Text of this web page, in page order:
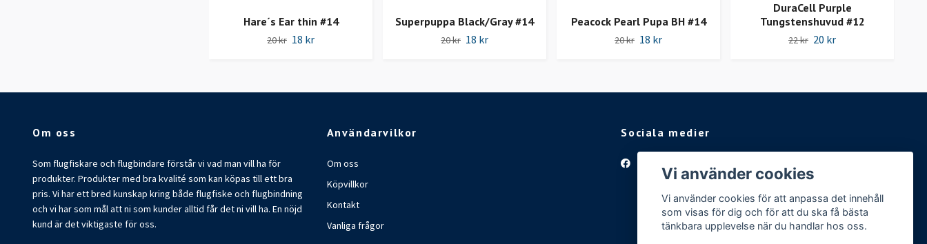
Hare´s Ear thin #14
20 kr 18 kr
Superpuppa Black/Gray #14
20 kr 18 kr
Peacock Pearl Pupa BH #14
20 kr 18 kr
DuraCell Purple
Tungstenshuvud #12
22 kr 20 kr
Om oss
Som flugfiskare och flugbindare förstår vi vad man vill ha för
produkter. Produkter med bra kvalité som kan köpas till ett bra
pris. Vi har ett bred kunskap kring både flugfiske och flugbindning
och vi har som mål att ni som kunder alltid får det ni vill ha. En nöjd
kund är det viktigaste för oss.
Användarvilkor
Om oss
Köpvillkor
Kontakt
Vanliga frågor
Sociala medier
Vi använder cookies
Vi använder cookies för att anpassa det innehåll
som visas för dig och för att du ska få bästa
tänkbara upplevelse när du handlar hos oss.